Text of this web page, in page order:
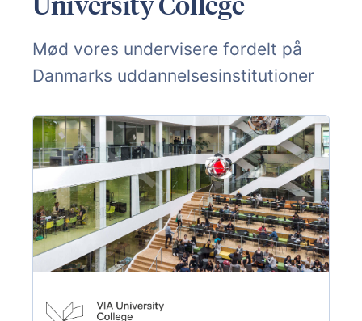
Mød vores undervisere fordelt på
Danmarks uddannelsesinstitutioner